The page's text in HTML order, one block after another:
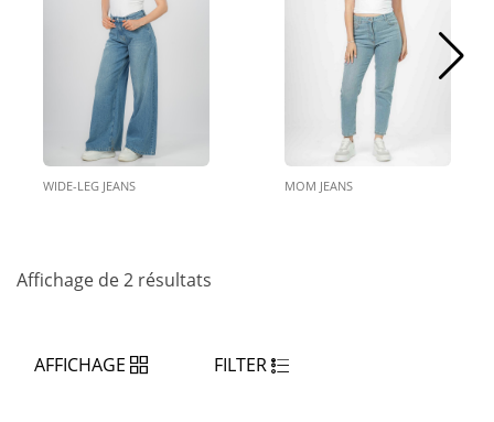
WIDE-LEG JEANS MOM JEANS
Affichage de 2 résultats
AFFICHAGE FILTER